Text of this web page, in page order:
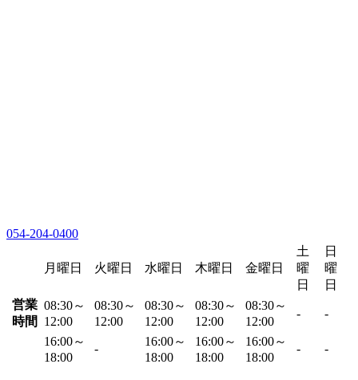
054-204-0400
月曜日 火曜日 水曜日 木曜日 金曜日
土
曜
日
日
曜
日
営業
時間
08:30～
12:00
08:30～
12:00
08:30～
12:00
08:30～
12:00
08:30～
12:00
- -
16:00～
18:00
-
16:00～
18:00
16:00～
18:00
16:00～
18:00
- -